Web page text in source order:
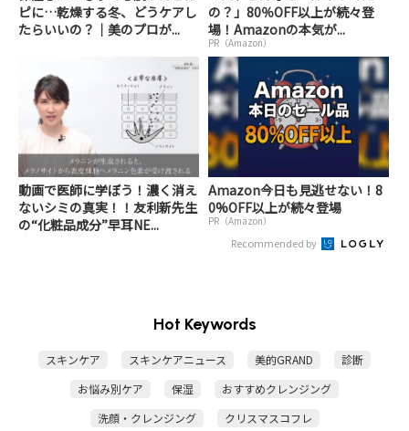
ピに…乾燥する冬、どうケアし
たらいいの？｜美のプロが...
の？」80％OFF以上が続々登
場！Amazonの本気が...
PR（Amazon）
動画で医師に学ぼう！濃く消え
ないシミの真実！！友利新先生
の“化粧品成分”早耳NE...
Amazon今日も見逃せない！8
0%OFF以上が続々登場
PR（Amazon）
Recommended by
Hot Keywords
スキンケア スキンケアニュース 美的GRAND
診断
お悩み別ケア
保湿
おすすめクレンジング
洗顔・クレンジング
クリスマスコフレ